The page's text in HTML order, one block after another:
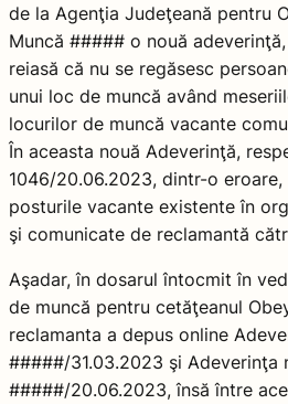
de la Agenţia Judeţeană pentru
Muncă ##### o nouă
reiasă că nu se regăsesc
unui loc de muncă având
locurilor de muncă vacante
În aceasta nouă Adeverinţă,
1046/20.06.2023, dintr-o
posturile vacante existente în
şi comunicate de reclamantă
Aşadar, în dosarul întocmit în
de muncă pentru cetăţeanul
reclamanta a depus online
#####/31.03.2023 şi Adeverinţa
#####/20.06.2023, însă între